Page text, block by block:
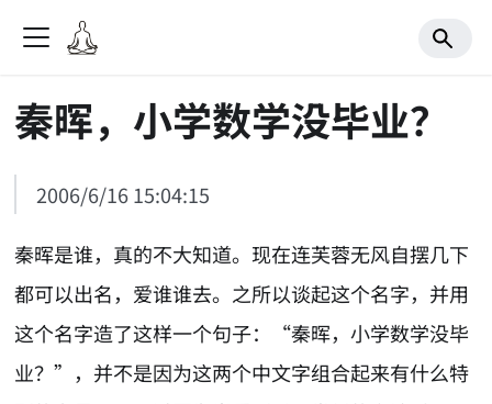
秦晖，小学数学没毕业？
2006/6/16 15:04:15
秦晖是谁，真的不大知道。现在连芙蓉无风自摆几下
都可以出名，爱谁谁去。之所以谈起这个名字，并用
这个名字造了这样一个句子：“秦晖，小学数学没毕
业？”，并不是因为这两个中文字组合起来有什么特